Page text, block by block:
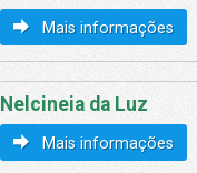
Mais informações
Nelcineia da Luz
Mais informações